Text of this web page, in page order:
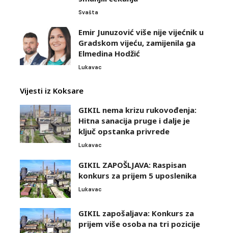
Svašta
Emir Junuzović više nije vijećnik u
Gradskom vijeću, zamijenila ga
Elmedina Hodžić
Lukavac
Vijesti iz Koksare
GIKIL nema krizu rukovođenja:
Hitna sanacija pruge i dalje je
ključ opstanka privrede
Lukavac
GIKIL ZAPOŠLJAVA: Raspisan
konkurs za prijem 5 uposlenika
Lukavac
GIKIL zapošaljava: Konkurs za
prijem više osoba na tri pozicije